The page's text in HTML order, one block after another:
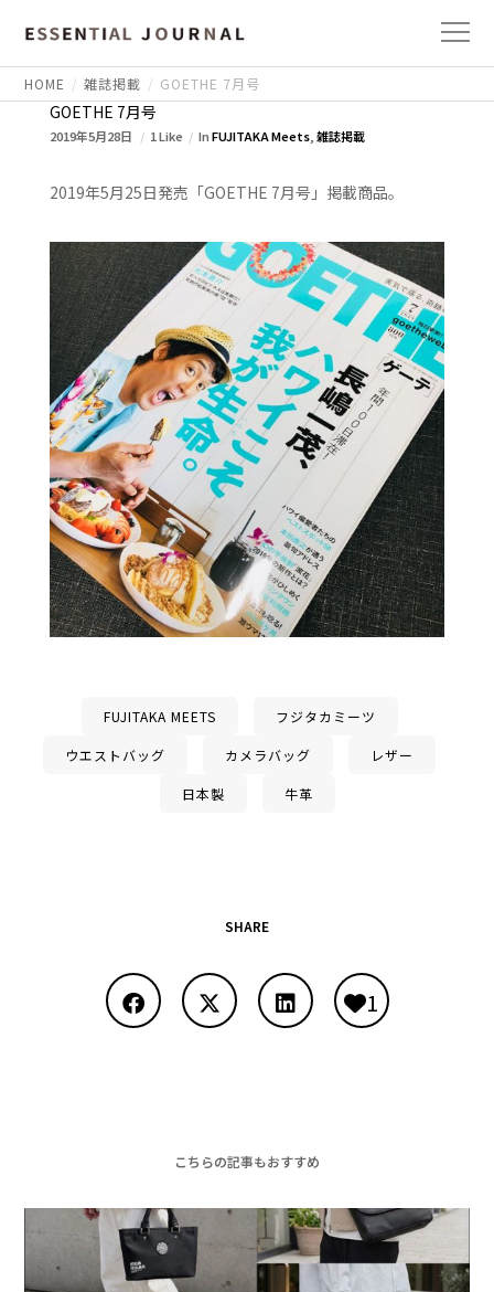
HOME 雑誌掲載 GOETHE 7月号
GOETHE 7月号
2019年5月28日 1 Like InFUJITAKA Meets, 雑誌掲載
2019年5月25日発売「GOETHE 7月号」掲載商品。
FUJITAKA MEETS フジタカミーツ
ウエストバッグ カメラバッグ レザー
日本製 牛革
SHARE
1
こちらの記事もおすすめ